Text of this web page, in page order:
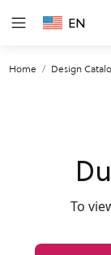
EN
Home Design
To